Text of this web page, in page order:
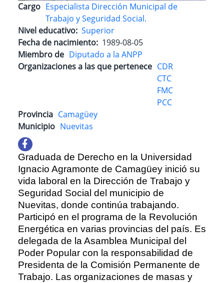
Cargo Especialista Dirección Municipal de
Trabajo y Seguridad Social.
Nivel educativo Superior
Fecha de nacimiento 1989-08-05
Miembro de Diputado a la ANPP
Organizaciones a las que pertenece CDR
CTC
FMC
PCC
Provincia Camagüey
Municipio Nuevitas
Graduada de Derecho en la Universidad
Ignacio Agramonte de Camagüey inició su
vida laboral en la Dirección de Trabajo y
Seguridad Social del municipio de
Nuevitas, donde continúa trabajando.
Participó en el programa de la Revolución
Energética en varias provincias del país. Es
delegada de la Asamblea Municipal del
Poder Popular con la responsabilidad de
Presidenta de la Comisión Permanente de
Trabajo. Las organizaciones de masas y